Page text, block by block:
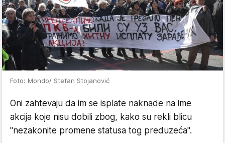
Foto: Mondo/ Stefan Stojanović
Oni zahtevaju da im se isplate naknade na ime
akcija koje nisu dobili zbog, kako su rekli blicu
"nezakonite promene statusa tog preduzeća".